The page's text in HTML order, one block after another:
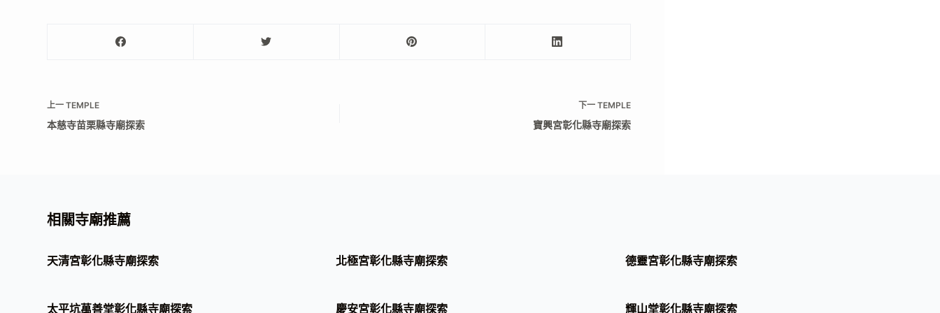
上一TEMPLE
本慈寺苗栗縣寺廟探索
下一 TEMPLE
寶興宮彰化縣寺廟探索
相關寺廟推薦
天清宮彰化縣寺廟探索 北極宮彰化縣寺廟探索 德靈宮彰化縣寺廟探索
太平坑萬善堂彰化縣寺廟探索 慶安宮彰化縣寺廟探索 輝山堂彰化縣寺廟探索